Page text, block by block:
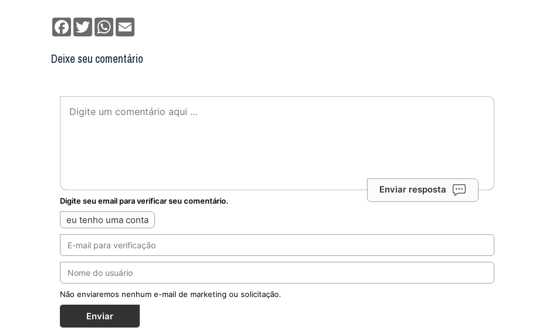
Facebook
TwitterWhatsApp
Deixe seu comentário
Enviar resposta
Digite seu email para verificar seu comentário.
eu tenho uma conta
Não enviaremos nenhum e-mail de marketing ou solicitação.
Enviar